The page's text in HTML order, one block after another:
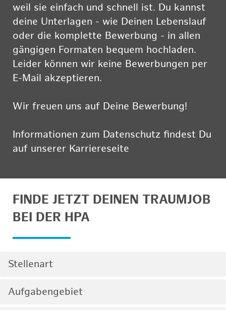
weil sie einfach und schnell ist. Du kannst
deine Unterlagen - wie Deinen Lebenslauf
oder die komplette Bewerbung - in allen
gängigen Formaten bequem hochladen.
Leider können wir keine Bewerbungen per
E-Mail akzeptieren.
Wir freuen uns auf Deine Bewerbung!
Informationen zum Datenschutz findest Du
auf unserer Karriereseite
FINDE JETZT DEINEN TRAUMJOB
BEI DER HPA
Stellenart
Aufgabengebiet